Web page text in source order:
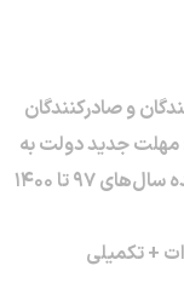
و صادرکنندگان
مهلت جدید دولت به
۹۷ تا ۱۴۰۰
+ تکمیلی